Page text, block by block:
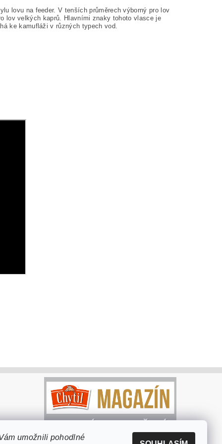
lovu na feeder. V tenších průměrech výborný pro lov
lov velkých kaprů. Hlavními znaky tohoto vlasce je
ke kamufláži v různých typech vod.
umožnili pohodlné